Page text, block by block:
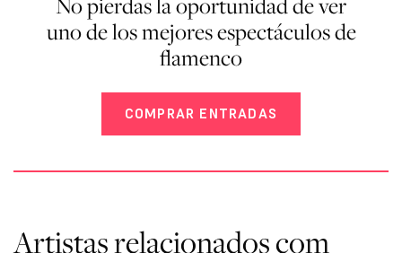
uno de los mejores espectáculos de
flamenco
COMPRAR ENTRADAS
Artistas relacionados com